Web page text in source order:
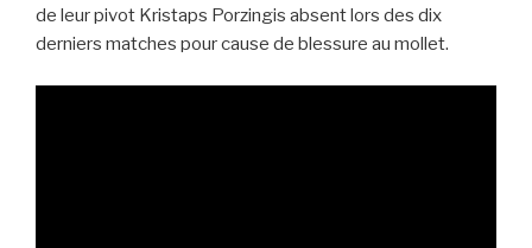
de leur pivot Kristaps Porzingis absent lors des dix
derniers matches pour cause de blessure au mollet.